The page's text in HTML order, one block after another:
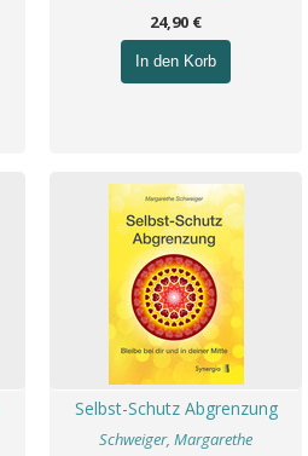
24,90 €
In den Korb
Selbst-Schutz Abgrenzung
Schweiger, Margarethe